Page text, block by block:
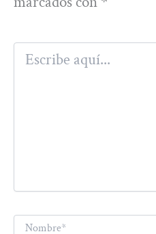
Escribe
aquí...
Nombre*